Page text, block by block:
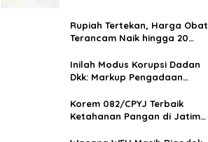
Rupiah Tertekan, Harga Obat
Terancam Naik hingga 20
Batas Maksimal
Inilah Modus Korupsi Dadan
Dkk: Markup Pengadaan
Tablet
Korem 082/CPYJ Terbaik
Ketahanan Pangan di Jatim